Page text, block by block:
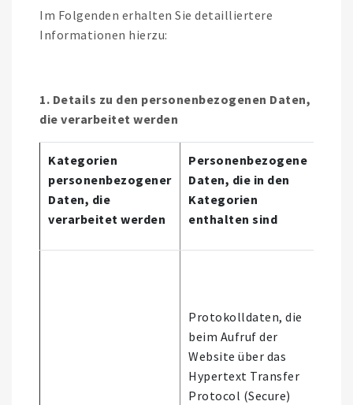
Im Folgenden erhalten Sie detailliertere
Informationen hierzu:
1. Details zu den personenbezogenen Daten,
die verarbeitet werden
Kategorien
personenbezogener
Daten, die
verarbeitet werden
Personenbezogene
Daten, die in den
Kategorien
enthalten sind
Protokolldaten, die
beim Aufruf der
Website über das
Hypertext Transfer
Protocol (Secure)